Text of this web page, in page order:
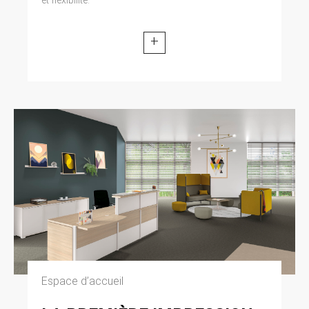
+
Espace d’accueil
libertés. Loi n° 2004-575 du 21 juin 2004 pour
la confiance dans l’économie numérique.
Utilisateur : Internaute se connectant, utilisant
le site susnommé. Informations personnelles :
« les informations qui permettent, sous quelque
forme que ce soit, directement ou non,
l’identification des personnes physiques
auxquelles elles s’appliquent » (article 4 de la
loi n° 78-17 du 6 janvier 1978).